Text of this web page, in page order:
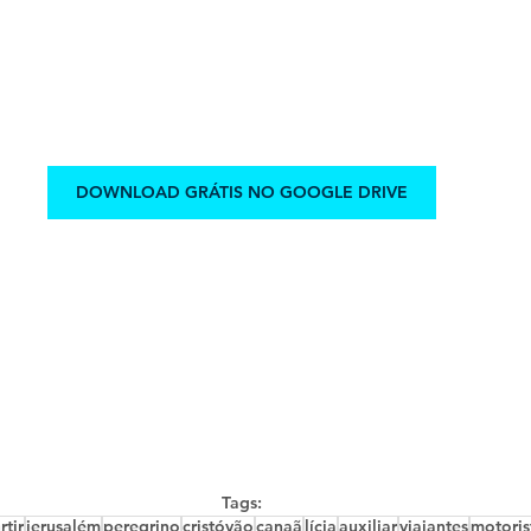
DOWNLOAD GRÁTIS NO GOOGLE DRIVE
Tags:
jerusalémperegrinocristóvãocanaã líciaauxiliarviajantes